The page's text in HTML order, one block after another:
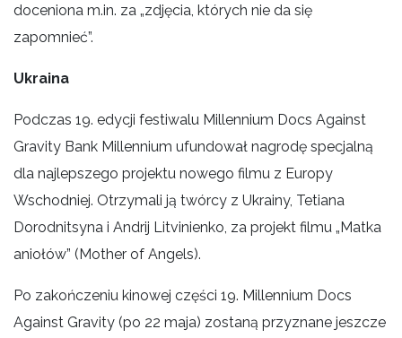
doceniona m.in. za „zdjęcia, których nie da się
zapomnieć”.
Ukraina
Podczas 19. edycji festiwalu Millennium Docs Against
Gravity Bank Millennium ufundował nagrodę specjalną
dla najlepszego projektu nowego filmu z Europy
Wschodniej. Otrzymali ją twórcy z Ukrainy, Tetiana
Dorodnitsyna i Andrij Litvinienko, za projekt filmu „Matka
aniołów” (Mother of Angels).
Po zakończeniu kinowej części 19. Millennium Docs
Against Gravity (po 22 maja) zostaną przyznane jeszcze